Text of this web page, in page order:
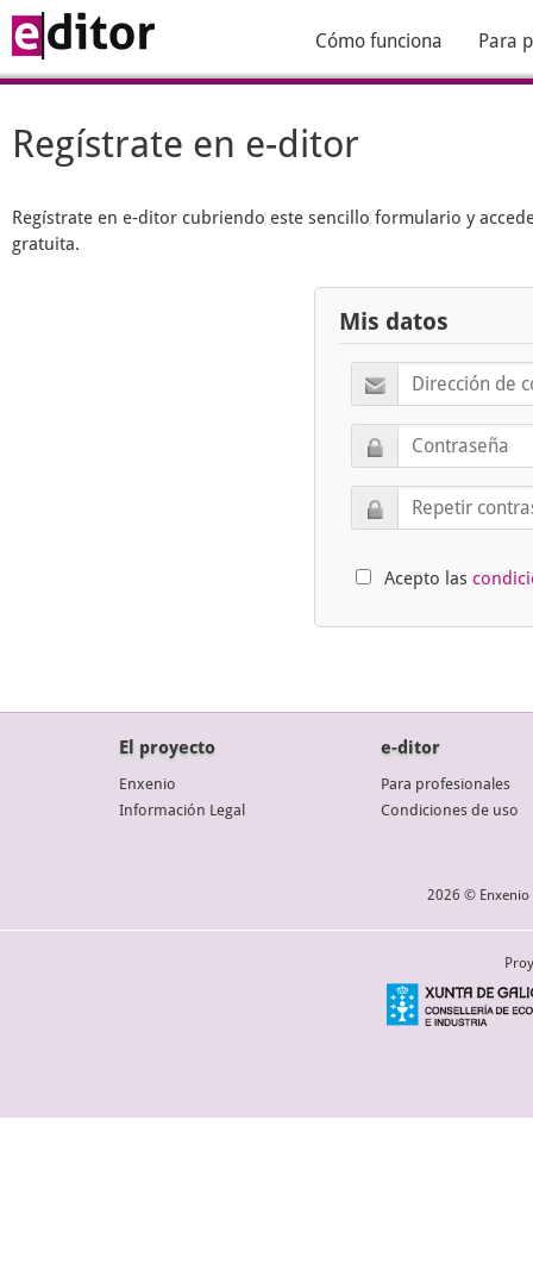
Cómo funciona Para
Regístrate en e-ditor
Regístrate en e-ditor cubriendo este sencillo formulario y
gratuita.
Mis datos
Acepto las
El proyecto
Enxenio
Información Legal
e-ditor
Para profesionales
Condiciones de uso
2026 © Enxenio